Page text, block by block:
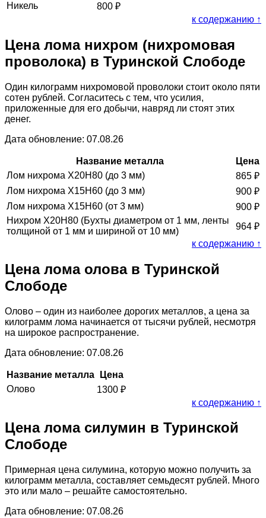
Никель 800 ₽
к содержанию ↑
Цена лома нихром (нихромовая
проволока) в Туринской Слободе
Один килограмм нихромовой проволоки стоит около пяти
сотен рублей. Согласитесь с тем, что усилия,
приложенные для его добычи, навряд ли стоят этих
денег.
Дата обновление: 07.08.26
Название металла
Цена
Лом нихрома Х20Н80 (до 3 мм)
865 ₽
Лом нихрома Х15Н60 (до 3 мм)
900 ₽
Лом нихрома Х15Н60 (от 3 мм)
900 ₽
Нихром Х20Н80 (Бухты диаметром от 1 мм, ленты
толщиной от 1 мм и шириной от 10 мм)
964 ₽
к содержанию ↑
Цена лома олова в Туринской
Слободе
Олово – один из наиболее дорогих металлов, а цена за
килограмм лома начинается от тысячи рублей, несмотря
на широкое распространение.
Дата обновление: 07.08.26
Название металла
Цена
Олово
1300 ₽
к содержанию ↑
Цена лома силумин в Туринской
Слободе
Примерная цена силумина, которую можно получить за
килограмм металла, составляет семьдесят рублей. Много
это или мало – решайте самостоятельно.
Дата обновление: 07.08.26